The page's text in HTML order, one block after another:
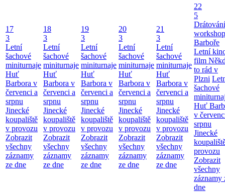
17
3
Letní
šachové
miniturnaje
Huť
Barbora v
červenci a
srpnu
Jinecké
koupaliště
v provozu
Zobrazit
všechny
záznamy
ze dne
18
3
Letní
šachové
miniturnaje
Huť
Barbora v
červenci a
srpnu
Jinecké
koupaliště
v provozu
Zobrazit
všechny
záznamy
ze dne
19
3
Letní
šachové
miniturnaje
Huť
Barbora v
červenci a
srpnu
Jinecké
koupaliště
v provozu
Zobrazit
všechny
záznamy
ze dne
20
3
Letní
šachové
miniturnaje
Huť
Barbora v
červenci a
srpnu
Jinecké
koupaliště
v provozu
Zobrazit
všechny
záznamy
ze dne
21
3
Letní
šachové
miniturnaje
Huť
Barbora v
červenci a
srpnu
Jinecké
koupaliště
v provozu
Zobrazit
všechny
záznamy
ze dne
22
5
Barboře
Letní
film
to rád v
Plzni
šachové
Huť
v
srpnu
Jinecké
provozu
Zobrazit
všechny
záznamy
dne